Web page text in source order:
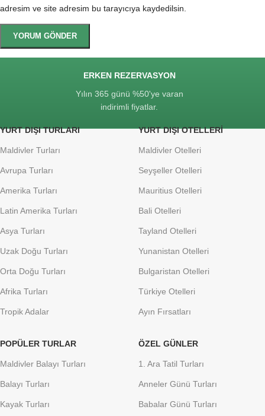
adresim ve site adresim bu tarayıcıya kaydedilsin.
ERKEN REZERVASYON
Yılın 365 günü %50'ye varan
indirimli fiyatlar.
YURT DIŞI TURLARI
Maldivler Turları
Avrupa Turları
Amerika Turları
Latin Amerika Turları
Asya Turları
Uzak Doğu Turları
Orta Doğu Turları
Afrika Turları
Tropik Adalar
YURT DIŞI OTELLERI
Maldivler Otelleri
Seyşeller Otelleri
Mauritius Otelleri
Bali Otelleri
Tayland Otelleri
Yunanistan Otelleri
Bulgaristan Otelleri
Türkiye Otelleri
Ayın Fırsatları
POPÜLER TURLAR
Maldivler Balayı Turları
Balayı Turları
Kayak Turları
ÖZEL GÜNLER
1. Ara Tatil Turları
Anneler Günü Turları
Babalar Günü Turları